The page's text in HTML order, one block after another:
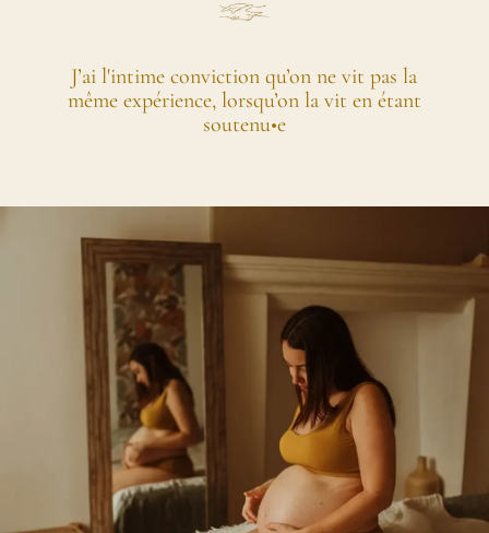
J’ai l'intime conviction qu’on ne vit pas la
même expérience, lorsqu’on la vit en étant
soutenu•e